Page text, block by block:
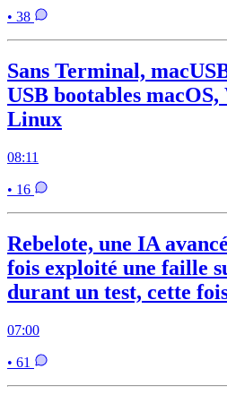
• 38
Sans Terminal,
USB bootables
Linux
08:11
• 16
Rebelote, une IA
fois exploité une faille
durant un test, cette
07:00
• 61